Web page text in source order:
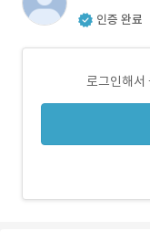
인증 완료
로그인해서